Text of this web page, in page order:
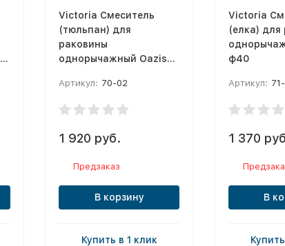
Victoria Смеситель
(тюльпан) для
раковины
однорычажный Oazis
Артикул: 70-02
1 920 руб.
Предзаказ
В корзину
Купить в 1 клик
Victoria
(елка) для
ф40
Артикул:
1 370
В